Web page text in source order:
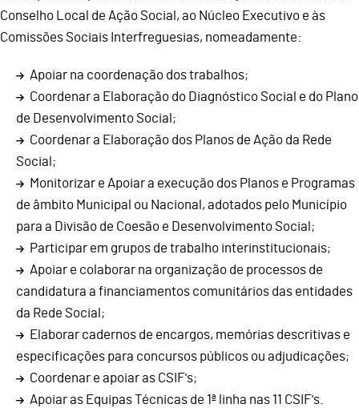
Conselho Local de Ação Social, ao Núcleo Executivo e às
Comissões Sociais Interfreguesias, nomeadamente:
Apoiar na coordenação dos trabalhos;
Coordenar a Elaboração do Diagnóstico Social e do Plano
de Desenvolvimento Social;
Coordenar a Elaboração dos Planos de Ação da Rede
Social;
Monitorizar e Apoiar a execução dos Planos e Programas
de âmbito Municipal ou Nacional, adotados pelo Município
para a Divisão de Coesão e Desenvolvimento Social;
Participar em grupos de trabalho interinstitucionais;
Apoiar e colaborar na organização de processos de
candidatura a financiamentos comunitários das entidades
da Rede Social;
Elaborar cadernos de encargos, memórias descritivas e
especificações para concursos públicos ou adjudicações;
Coordenar e apoiar as CSIF's;
Apoiar as Equipas Técnicas de 1ª linha nas 11 CSIF's.